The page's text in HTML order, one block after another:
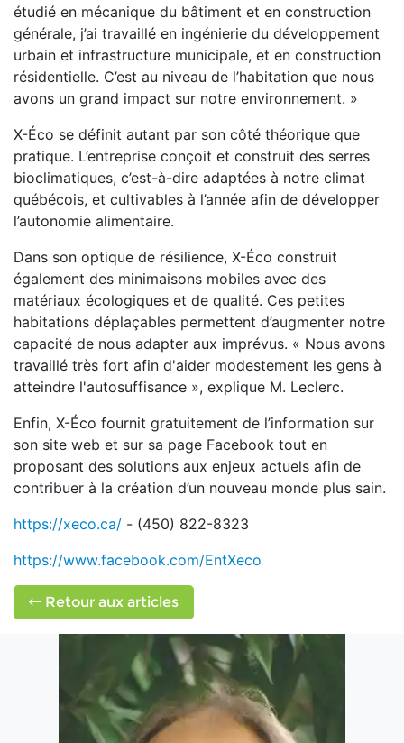
étudié en mécanique du bâtiment et en construction
générale, j’ai travaillé en ingénierie du développement
urbain et infrastructure municipale, et en construction
résidentielle. C’est au niveau de l’habitation que nous
avons un grand impact sur notre environnement. »
X-Éco se définit autant par son côté théorique que
pratique. L’entreprise conçoit et construit des serres
bioclimatiques, c’est-à-dire adaptées à notre climat
québécois, et cultivables à l’année afin de développer
l’autonomie alimentaire.
Dans son optique de résilience, X-Éco construit
également des minimaisons mobiles avec des
matériaux écologiques et de qualité. Ces petites
habitations déplaçables permettent d’augmenter notre
capacité de nous adapter aux imprévus. « Nous avons
travaillé très fort afin d'aider modestement les gens à
atteindre l'autosuffisance », explique M. Leclerc.
Enfin, X-Éco fournit gratuitement de l’information sur
son site web et sur sa page Facebook tout en
proposant des solutions aux enjeux actuels afin de
contribuer à la création d’un nouveau monde plus sain.
https://xeco.ca/ - (450) 822-8323
https://www.facebook.com/EntXeco
Retour aux articles